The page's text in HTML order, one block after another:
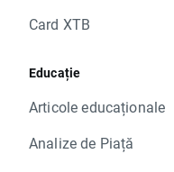
Card XTB
Educație
Articole educaționale
Analize de Piață